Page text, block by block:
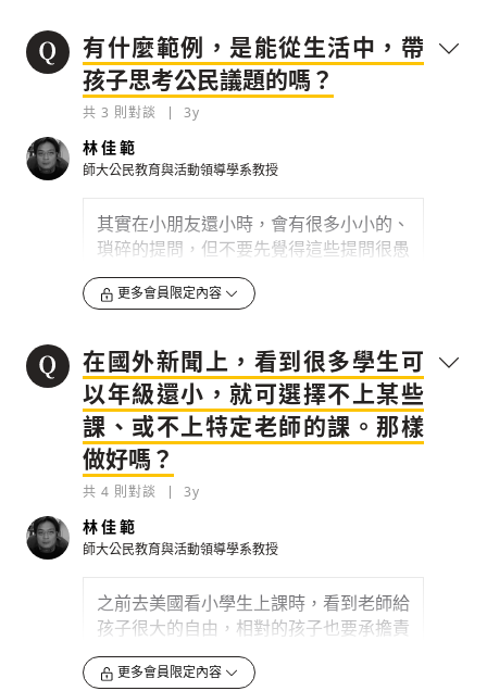
以先前的網路社群上「台大學生歧視性政
見發表」這個議題來說，父母就可以藉此
去帶領，發想說「到底怎樣才是幽默」、
「 怎樣是歧視的不當言論」、「政見應
該要出現哪類言論」、「言論自由界線在
哪」 …等。這樣能使小孩在未來發表自
的點在哪，畢竟這些孩子...
0 3y
檢舉留言
有什麼範例，是能從生活中，帶
孩子思考公民議題的嗎？
共 3 則對談 3y
林佳範
師大公民教育與活動領導學系教授
其實在小朋友還小時，會有很多小小的、
瑣碎的提問，但不要先覺得這些提問很愚
蠢，要把這些當成他學習的一個契機，我
們做大人的，要知道怎麼去「引導孩子學
舉例來說，當小孩到了幼稚園、學校來學
習社會化，但發生了搶玩具的情況時，這
其實就是一個「學習機會」了。這時...
0
檢舉留言
但忘了小孩的認知發展，還沒跟的這麼快，這
件事他還不理解，因為
0 3y
檢舉留言
更多會員限定內容
在國外新聞上，看到很多學生可
以年級還小，就可選擇不上某些
課、或不上特定老師的課。那樣
做好嗎？
共 4 則對談 3y
林佳範
師大公民教育與活動領導學系教授
之前去美國看小學生上課時，看到老師給
孩子很大的自由，相對的孩子也要承擔責
任。比如在分組討論時，他們小孩是可以
跑到離位子很遠的地方去，甚至跑到桌子
更多會員限定內容